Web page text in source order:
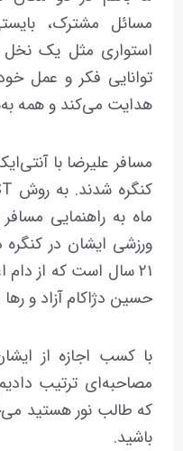
مسائل مشترک،
استواری مثل یک نخل
توانایی فکر و عمل
هدایت می‌کند و همه
مسافر علیرضا با
ماه به راهنمایی
ورزشی ایشان در
۲۱ سال است که از
حسین دژاکام آزاد و
با کسب اجازه از
مصاحبه‌‌ای ترتیب
که طالب نور هستید
باشید.